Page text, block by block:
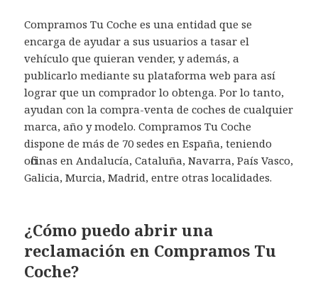
Compramos Tu Coche es una entidad que se
encarga de ayudar a sus usuarios a tasar el
vehículo que quieran vender, y además, a
publicarlo mediante su plataforma web para así
lograr que un comprador lo obtenga. Por lo tanto,
ayudan con la compra-venta de coches de cualquier
marca, año y modelo. Compramos Tu Coche
dispone de más de 70 sedes en España, teniendo
oficinas en Andalucía, Cataluña, Navarra, País Vasco,
Galicia, Murcia, Madrid, entre otras localidades.
¿Cómo puedo abrir una
reclamación en Compramos Tu
Coche?